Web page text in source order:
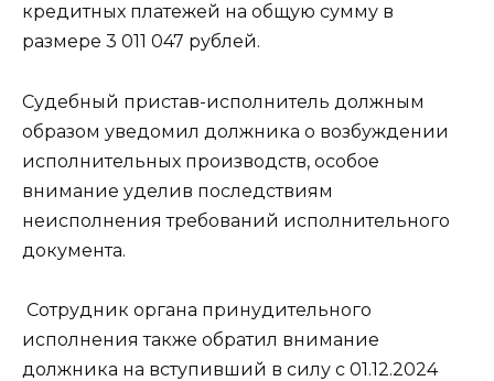
кредитных платежей на общую сумму в
размере 3 011 047 рублей.
Судебный пристав-исполнитель должным
образом уведомил должника о возбуждении
исполнительных производств, особое
внимание уделив последствиям
неисполнения требований исполнительного
документа.
Сотрудник органа принудительного
исполнения также обратил внимание
должника на вступивший в силу с 01.12.2024